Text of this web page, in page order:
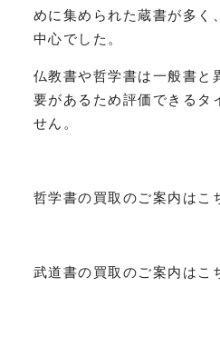
めに集められた蔵書が多く
中心でした。
仏教書や哲学書は一般書と
要があるため評価できるタ
せん。
哲学書の買取のご案内はこ
武道書の買取のご案内はこ